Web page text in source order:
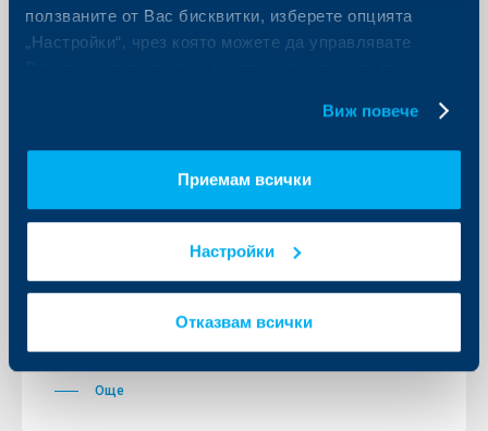
ползваните от Вас бисквитки, изберете опцията
„Настройки“, чрез която можете да управлявате
Виж повече
Приемам всички
Настройки
Отказвам всички
05 декември 2025
Във връзка с предстоящото преминаване към
информираме, че считано от 01.01.2026 г. няма да
обработка на възстановявания на транзакции на
Още